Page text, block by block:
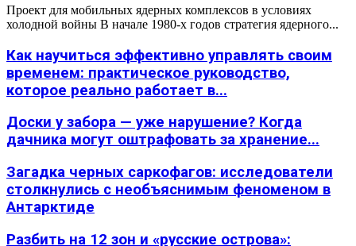
Проект для мобильных ядерных комплексов в условиях
холодной войны В начале 1980-х годов стратегия ядерного...
Как научиться эффективно управлять своим
временем: практическое руководство,
которое реально работает в...
Доски у забора — уже нарушение? Когда
дачника могут оштрафовать за хранение...
Загадка черных саркофагов: исследователи
столкнулись с необъяснимым феноменом в
Антарктиде
Разбить на 12 зон и «русские острова»: